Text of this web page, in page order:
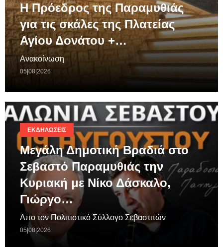
Η Πρόεδρος της Παραμυθιάς
για τις σκάλες της Πλατείας
Αγίου Δονάτου +…
Ανακοίνωση
05|08|2026
ΕΚΔΗΛΏΣΕΙΣ
Μεγάλη Δημοτική Βραδιά στο
Σεβαστό Παραμυθιάς την
Κυριακή με Νίκο Δάσκαλο,
Γιώργο…
Απο τον Πολιτιστικό Σύλλογο Σεβαστιτών
05|08|2026